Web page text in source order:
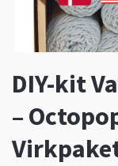
DIY-kit
–